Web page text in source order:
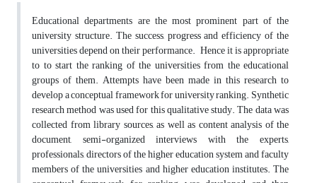
Educational departments are the most prominent part of the
university structure. The success, progress and efficiency of the
universities depend on their performance. Hence it is appropriate
to to start the ranking of the universities from the educational
groups of them. Attempts have been made in this research to
develop a conceptual framework for university ranking. Synthetic
research method was used for this qualitative study. The data was
collected from library sources, as well as content analysis of the
document, semi-organized interviews with the experts,
professionals, directors of the higher education system and faculty
members of the universities and higher education institutes. The